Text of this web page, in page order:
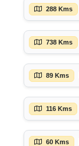
288 Kms
738 Kms
89 Kms
116 Kms
60 Kms